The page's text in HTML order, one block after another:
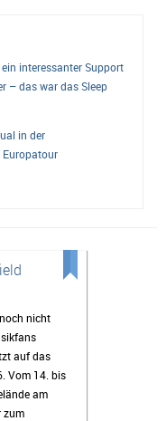
interessanter Support
– das war das Sleep
in der
nicht
auf das
Vom 14. bis
am
zum